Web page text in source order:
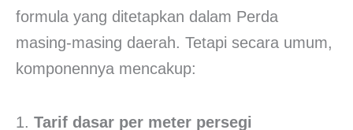
formula yang ditetapkan dalam Perda
masing-masing daerah. Tetapi secara umum,
komponennya mencakup:
1. Tarif dasar per meter persegi